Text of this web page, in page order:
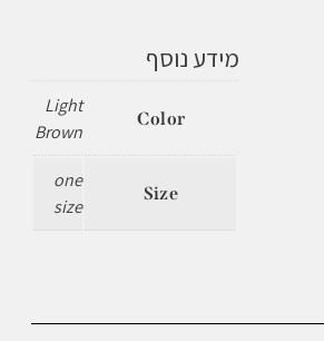
מידע נוסף
Color
Light
Brown
Size
one
size